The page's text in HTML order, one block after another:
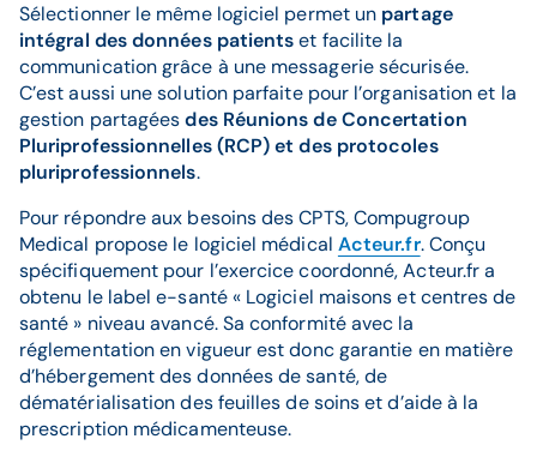
Sélectionner le même logiciel permet un partage
intégral des données patientset facilite la
communication grâce à une messagerie sécurisée.
C’est aussi une solution parfaite pour l’organisation et la
gestion partagéesdes Réunions de Concertation
Pluriprofessionnelles (RCP) et des protocoles
pluriprofessionnels.
Pour répondre aux besoins des CPTS, Compugroup
Medical propose le logiciel médical Acteur.fr. Conçu
spécifiquement pour l’exercice coordonné, Acteur.fr a
obtenu le label e-santé « Logiciel maisons et centres de
santé » niveau avancé. Sa conformité avec la
réglementation en vigueur est donc garantie en matière
d’hébergement des données de santé, de
dématérialisation des feuilles de soins et d’aide à la
prescription médicamenteuse.